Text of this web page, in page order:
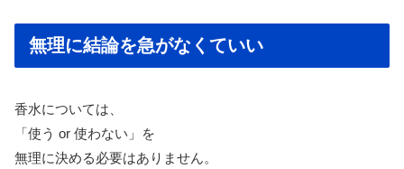
無理に結論を急がなくていい
香水については、
「使う or 使わない」を
無理に決める必要はありません。